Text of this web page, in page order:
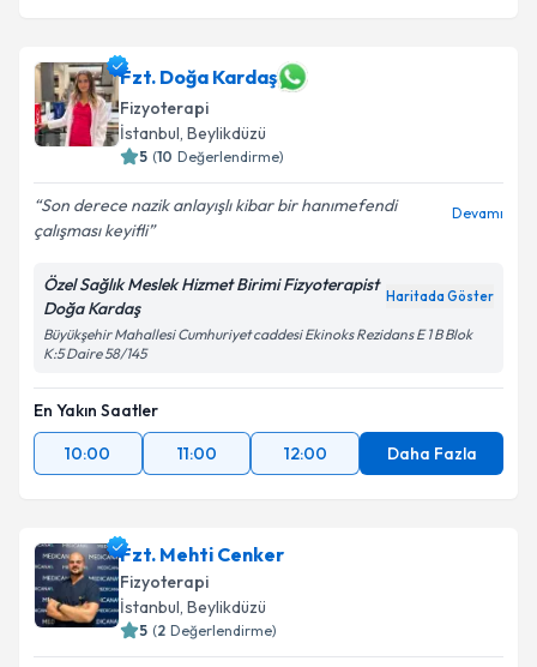
Fzt. Doğa Kardaş
Fizyoterapi
İstanbul, Beylikdüzü
5 (10 Değerlendirme)
Son derece nazik anlayışlı kibar bir hanımefendi
çalışması keyifli
Devamı
Özel Sağlık Meslek Hizmet Birimi Fizyoterapist
Doğa Kardaş
Haritada Göster
Büyükşehir Mahallesi Cumhuriyet caddesi Ekinoks Rezidans E 1 B Blok
K:5 Daire 58/145
En Yakın Saatler
10:00
11:00 12:00 Daha Fazla
Fzt. Mehti Cenker
Fizyoterapi
İstanbul, Beylikdüzü
5 (2 Değerlendirme)